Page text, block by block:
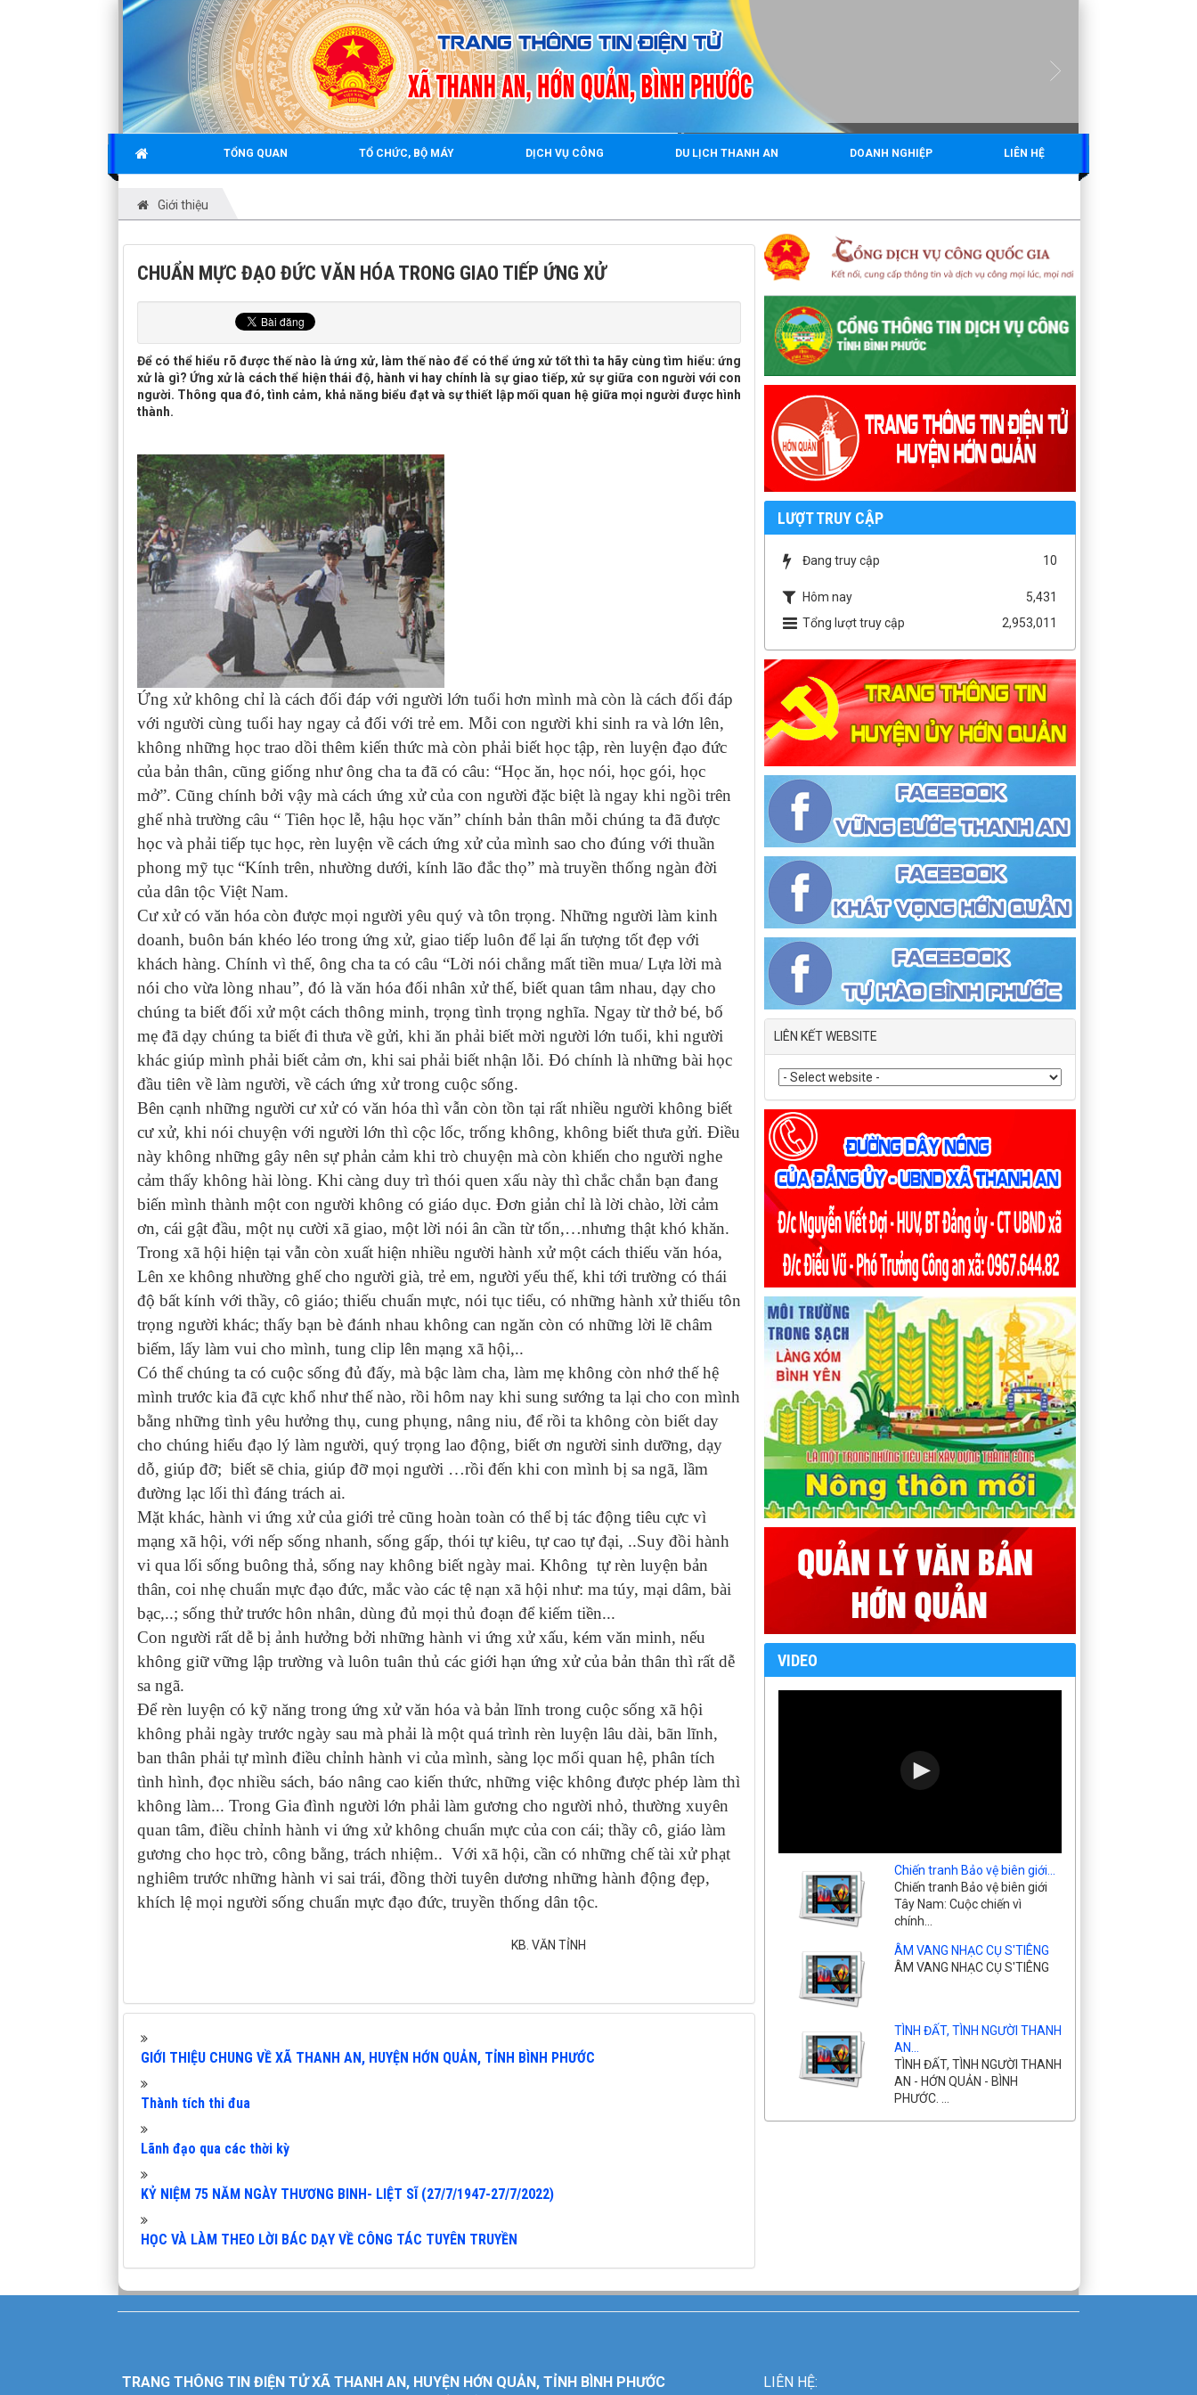
rrr
TỔNG QUAN TỔ CHỨC, BỘ MÁY DỊCH VỤ CÔNG DU LỊCH THANH AN DOANH NGHIỆP LIÊN HỆ
Giới thiệu
CHUẨN MỰC ĐẠO ĐỨC VĂN HÓA TRONG GIAO TIẾP ỨNG XỬ
Để có thể hiểu rõ được thế nào là ứng xử, làm thế nào để có thể ứng xử tốt thì ta hãy cùng tìm hiểu: ứng
xử là gì? Ứng xử là cách thể hiện thái độ, hành vi hay chính là sự giao tiếp, xử sự giữa con người với con
người. Thông qua đó, tình cảm, khả năng biểu đạt và sự thiết lập mối quan hệ giữa mọi người được hình
thành.
Ứng xử không chỉ là cách đối đáp với người lớn tuổi hơn mình mà còn là cách đối đáp
với người cùng tuổi hay ngay cả đối với trẻ em. Mỗi con người khi sinh ra và lớn lên,
không những học trao dồi thêm kiến thức mà còn phải biết học tập, rèn luyện đạo đức
của bản thân, cũng giống như ông cha ta đã có câu: “Học ăn, học nói, học gói, học
mở”. Cũng chính bởi vậy mà cách ứng xử của con người đặc biệt là ngay khi ngồi trên
ghế nhà trường câu “ Tiên học lễ, hậu học văn” chính bản thân mỗi chúng ta đã được
học và phải tiếp tục học, rèn luyện về cách ứng xử của mình sao cho đúng với thuần
phong mỹ tục “Kính trên, nhường dưới, kính lão đắc thọ” mà truyền thống ngàn đời
của dân tộc Việt Nam.
Cư xử có văn hóa còn được mọi người yêu quý và tôn trọng. Những người làm kinh
doanh, buôn bán khéo léo trong ứng xử, giao tiếp luôn để lại ấn tượng tốt đẹp với
khách hàng. Chính vì thế, ông cha ta có câu “Lời nói chẳng mất tiền mua/ Lựa lời mà
nói cho vừa lòng nhau”, đó là văn hóa đối nhân xử thế, biết quan tâm nhau, dạy cho
chúng ta biết đối xử một cách thông minh, trọng tình trọng nghĩa. Ngay từ thở bé, bố
mẹ đã dạy chúng ta biết đi thưa về gửi, khi ăn phải biết mời người lớn tuổi, khi người
khác giúp mình phải biết cảm ơn, khi sai phải biết nhận lỗi. Đó chính là những bài học
đầu tiên về làm người, về cách ứng xử trong cuộc sống.
Bên cạnh những người cư xử có văn hóa thì vẫn còn tồn tại rất nhiều người không biết
cư xử, khi nói chuyện với người lớn thì cộc lốc, trống không, không biết thưa gửi. Điều
này không những gây nên sự phản cảm khi trò chuyện mà còn khiến cho người nghe
cảm thấy không hài lòng. Khi càng duy trì thói quen xấu này thì chắc chắn bạn đang
biến mình thành một con người không có giáo dục. Đơn giản chỉ là lời chào, lời cảm
ơn, cái gật đầu, một nụ cười xã giao, một lời nói ân cần từ tốn,…nhưng thật khó khăn.
Trong xã hội hiện tại vẫn còn xuất hiện nhiều người hành xử một cách thiếu văn hóa,
Lên xe không nhường ghế cho người già, trẻ em, người yếu thế, khi tới trường có thái
độ bất kính với thầy, cô giáo; thiếu chuẩn mực, nói tục tiểu, có những hành xử thiếu tôn
trọng người khác; thấy bạn bè đánh nhau không can ngăn còn có những lời lẽ châm
biếm, lấy làm vui cho mình, tung clip lên mạng xã hội,..
Có thể chúng ta có cuộc sống đủ đấy, mà bậc làm cha, làm mẹ không còn nhớ thế hệ
mình trước kia đã cực khổ như thế nào, rồi hôm nay khi sung sướng ta lại cho con mình
bằng những tình yêu hưởng thụ, cung phụng, nâng niu, để rồi ta không còn biết day
cho chúng hiểu đạo lý làm người, quý trọng lao động, biết ơn người sinh dưỡng, dạy
dỗ, giúp đỡ; biết sẽ chia, giúp đỡ mọi người …rồi đến khi con mình bị sa ngã, lầm
đường lạc lối thì đáng trách ai.
Mặt khác, hành vi ứng xử của giới trẻ cũng hoàn toàn có thể bị tác động tiêu cực vì
mạng xã hội, với nếp sống nhanh, sống gấp, thói tự kiêu, tự cao tự đại, ..Suy đồi hành
vi qua lối sống buông thả, sống nay không biết ngày mai. Không tự rèn luyện bản
thân, coi nhẹ chuẩn mực đạo đức, mắc vào các tệ nạn xã hội như: ma túy, mại dâm, bài
bạc,..; sống thử trước hôn nhân, dùng đủ mọi thủ đoạn để kiếm tiền...
Con người rất dễ bị ảnh hưởng bởi những hành vi ứng xử xấu, kém văn minh, nếu
không giữ vững lập trường và luôn tuân thủ các giới hạn ứng xử của bản thân thì rất dễ
sa ngã.
Để rèn luyện có kỹ năng trong ứng xử văn hóa và bản lĩnh trong cuộc sống xã hội
không phải ngày trước ngày sau mà phải là một quá trình rèn luyện lâu dài, bãn lĩnh,
ban thân phải tự mình điều chỉnh hành vi của mình, sàng lọc mối quan hệ, phân tích
tình hình, đọc nhiều sách, báo nâng cao kiến thức, những việc không được phép làm thì
không làm... Trong Gia đình người lớn phải làm gương cho người nhỏ, thường xuyên
quan tâm, điều chỉnh hành vi ứng xử không chuẩn mực của con cái; thầy cô, giáo làm
gương cho học trò, công bằng, trách nhiệm.. Với xã hội, cần có những chế tài xử phạt
nghiêm trước những hành vi sai trái, đồng thời tuyên dương những hành động đẹp,
khích lệ mọi người sống chuẩn mực đạo đức, truyền thống dân tộc.
KB. VĂN TỈNH
GIỚI THIỆU CHUNG VỀ XÃ THANH AN, HUYỆN HỚN QUẢN, TỈNH BÌNH PHƯỚC
Thành tích thi đua
Lãnh đạo qua các thời kỳ
KỶ NIỆM 75 NĂM NGÀY THƯƠNG BINH- LIỆT SĨ (27/7/1947-27/7/2022)
HỌC VÀ LÀM THEO LỜI BÁC DẠY VỀ CÔNG TÁC TUYÊN TRUYỀN
LƯỢT TRUY CẬP
Đang truy cập 10
Hôm nay
5,431
Tổng lượt truy cập
2,953,011
LIÊN KẾT WEBSITE
VIDEO
Chiến tranh Bảo vệ biên giới...
Chiến tranh Bảo vệ biên giới
Tây Nam: Cuộc chiến vì
chính...
ÂM VANG NHẠC CỤ S'TIÊNG
ÂM VANG NHẠC CỤ S'TIÊNG
TÌNH ĐẤT, TÌNH NGƯỜI THANH
AN...
TÌNH ĐẤT, TÌNH NGƯỜI THANH
AN - HỚN QUẢN - BÌNH
PHƯỚC. ...
TRANG THÔNG TIN ĐIỆN TỬ XÃ THANH AN, HUYỆN HỚN QUẢN, TỈNH BÌNH PHƯỚC
LIÊN HỆ: